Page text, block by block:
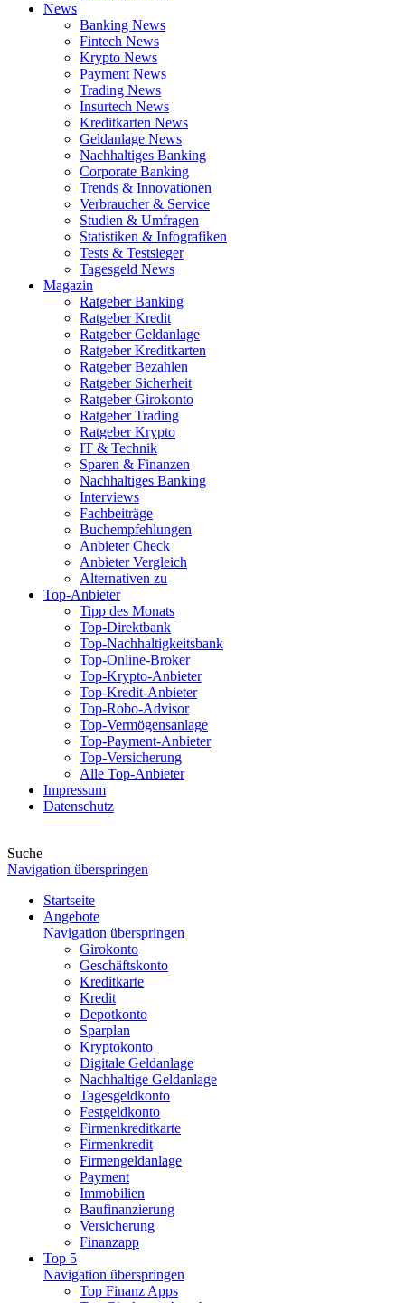
News
Banking News
Fintech News
Krypto News
Payment News
Trading News
Insurtech News
Kreditkarten News
Geldanlage News
Nachhaltiges Banking
Corporate Banking
Trends & Innovationen
Verbraucher & Service
Studien & Umfragen
Statistiken & Infografiken
Tests & Testsieger
Tagesgeld News
Magazin
Ratgeber Banking
Ratgeber Kredit
Ratgeber Geldanlage
Ratgeber Kreditkarten
Ratgeber Bezahlen
Ratgeber Sicherheit
Ratgeber Girokonto
Ratgeber Trading
Ratgeber Krypto
IT & Technik
Sparen & Finanzen
Nachhaltiges Banking
Interviews
Fachbeiträge
Buchempfehlungen
Anbieter Check
Anbieter Vergleich
Alternativen zu
Top-Anbieter
Tipp des Monats
Top-Direktbank
Top-Nachhaltigkeitsbank
Top-Online-Broker
Top-Krypto-Anbieter
Top-Kredit-Anbieter
Top-Robo-Advisor
Top-Vermögensanlage
Top-Payment-Anbieter
Top-Versicherung
Alle Top-Anbieter
Impressum
Datenschutz
Suche
Navigation überspringen
Startseite
Angebote
Navigation überspringen
Girokonto
Geschäftskonto
Kreditkarte
Kredit
Depotkonto
Sparplan
Kryptokonto
Digitale Geldanlage
Nachhaltige Geldanlage
Tagesgeldkonto
Festgeldkonto
Firmenkreditkarte
Firmenkredit
Firmengeldanlage
Payment
Immobilien
Baufinanzierung
Versicherung
Finanzapp
Top 5
Navigation überspringen
Top Finanz Apps